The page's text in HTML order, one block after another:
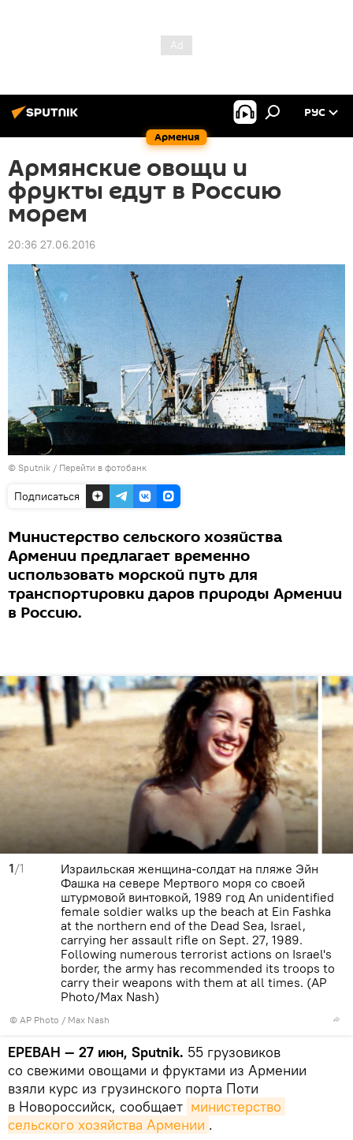
Армения
РУС
Армянские овощи и
фрукты едут в Россию
морем
20:36 27.06.2016
© Sputnik / Перейти в фотобанк
Подписаться
Министерство сельского хозяйства
Армении предлагает временно
использовать морской путь для
транспортировки даров природы Армении
в Россию.
1/1
© AP Photo / Max Nash
Израильская женщина-солдат на пляже Эйн
Фашка на севере Мертвого моря со своей
штурмовой винтовкой, 1989 год An unidentified
female soldier walks up the beach at Ein Fashka
at the northern end of the Dead Sea, Israel,
carrying her assault rifle on Sept. 27, 1989.
Following numerous terrorist actions on Israel's
border, the army has recommended its troops to
carry their weapons with them at all times. (AP
Photo/Max Nash)
ЕРЕВАН — 27 июн, Sputnik. 55 грузовиков
со свежими овощами и фруктами из Армении
взяли курс из грузинского порта Поти
в Новороссийск, сообщает министерство
сельского хозяйства Армении .